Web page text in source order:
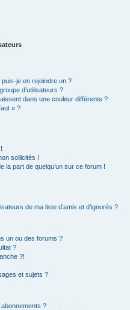
je en rejoindre un ?
d’utilisateurs ?
dans une couleur différente ?
» ?
sollicités !
la part de quelqu’un sur ce forum !
de ma liste d’amis et d’ignorés ?
un ou des forums ?
?
?!
et sujets ?
?